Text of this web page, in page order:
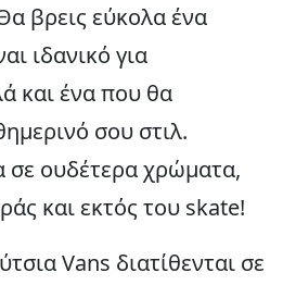
βρεις εύκολα ένα
ιδανικό για
και ένα που θα
σου στιλ.
σε ουδέτερα χρώματα,
και εκτός του skate!
Vans διατίθενται σε